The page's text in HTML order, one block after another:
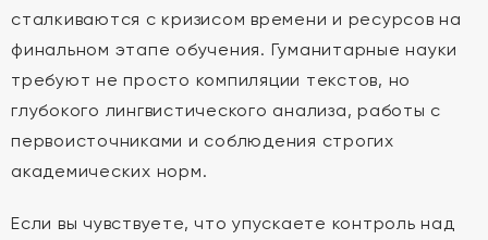
сталкиваются с кризисом времени и ресурсов на
финальном этапе обучения. Гуманитарные науки
требуют не просто компиляции текстов, но
глубокого лингвистического анализа, работы с
первоисточниками и соблюдения строгих
академических норм.
Если вы чувствуете, что упускаете контроль над